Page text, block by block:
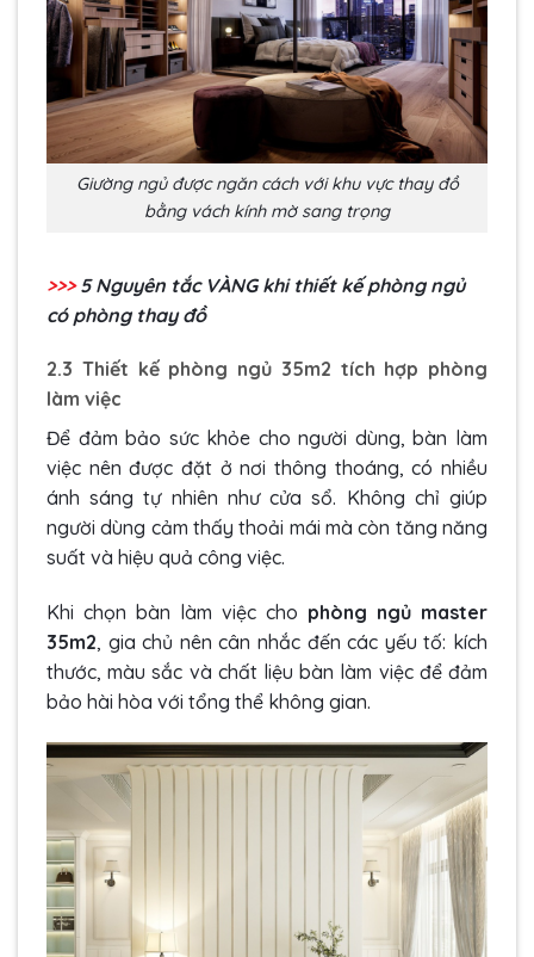
Giường ngủ được ngăn cách với khu vực thay đồ
bằng vách kính mờ sang trọng
>>> 5 Nguyên tắc VÀNG khi thiết kế phòng ngủ
có phòng thay đồ
2.3 Thiết kế phòng ngủ 35m2 tích hợp phòng
làm việc
Để đảm bảo sức khỏe cho người dùng, bàn làm
việc nên được đặt ở nơi thông thoáng, có nhiều
ánh sáng tự nhiên như cửa sổ. Không chỉ giúp
người dùng cảm thấy thoải mái mà còn tăng năng
suất và hiệu quả công việc.
Khi chọn bàn làm việc cho phòng ngủ master
35m2, gia chủ nên cân nhắc đến các yếu tố: kích
thước, màu sắc và chất liệu bàn làm việc để đảm
bảo hài hòa với tổng thể không gian.